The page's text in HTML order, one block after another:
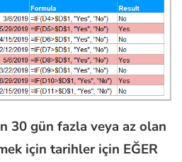
30 gün fazla veya az olan
için tarihler için EĞER